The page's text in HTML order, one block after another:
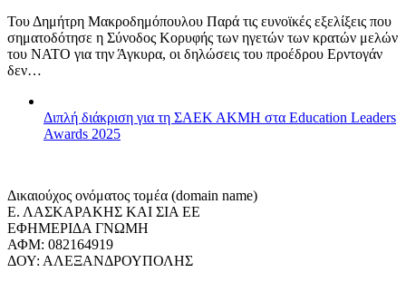
Του Δημήτρη Μακροδημόπουλου Παρά τις ευνοϊκές εξελίξεις που
σηματοδότησε η Σύνοδος Κορυφής των ηγετών των κρατών μελών
του ΝΑΤΟ για την Άγκυρα, οι δηλώσεις του προέδρου Ερντογάν
δεν…
Διπλή διάκριση για τη ΣΑΕΚ ΑΚΜΗ στα Education Leaders
Awards 2025
Δικαιούχος ονόματος τομέα (domain name)
Ε. ΛΑΣΚΑΡΑΚΗΣ ΚΑΙ ΣΙΑ ΕΕ
ΕΦΗΜΕΡΙΔΑ ΓΝΩΜΗ
ΑΦΜ: 082164919
ΔΟΥ: ΑΛΕΞΑΝΔΡΟΥΠΟΛΗΣ